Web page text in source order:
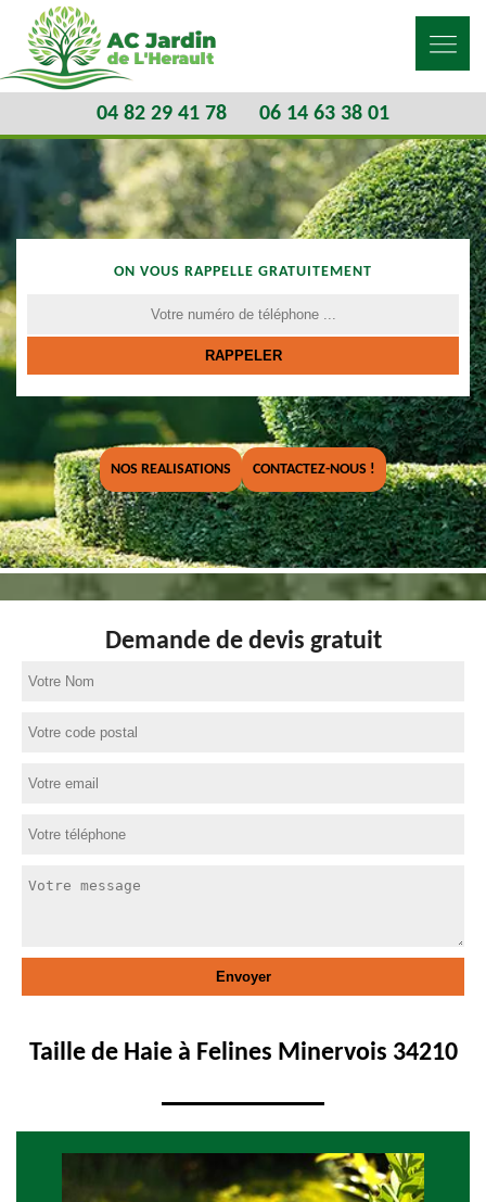
04 82 29 41 78 06 14 63 38 01
ON VOUS RAPPELLE GRATUITEMENT
NOS REALISATIONS CONTACTEZ-NOUS !
Demande de devis gratuit
Taille de Haie à Felines Minervois 34210